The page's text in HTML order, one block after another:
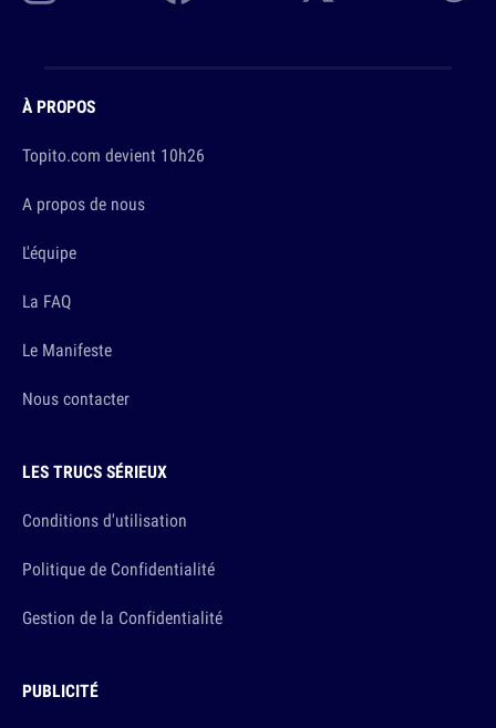
À PROPOS
Topito.com devient 10h26
A propos de nous
L'équipe
La FAQ
Le Manifeste
Nous contacter
LES TRUCS SÉRIEUX
Conditions d'utilisation
Politique de Confidentialité
Gestion de la Confidentialité
PUBLICITÉ